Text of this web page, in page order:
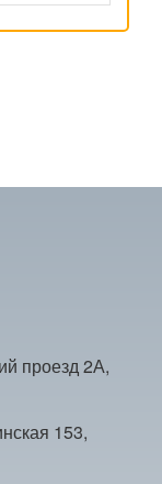
проезд 2А,
153,